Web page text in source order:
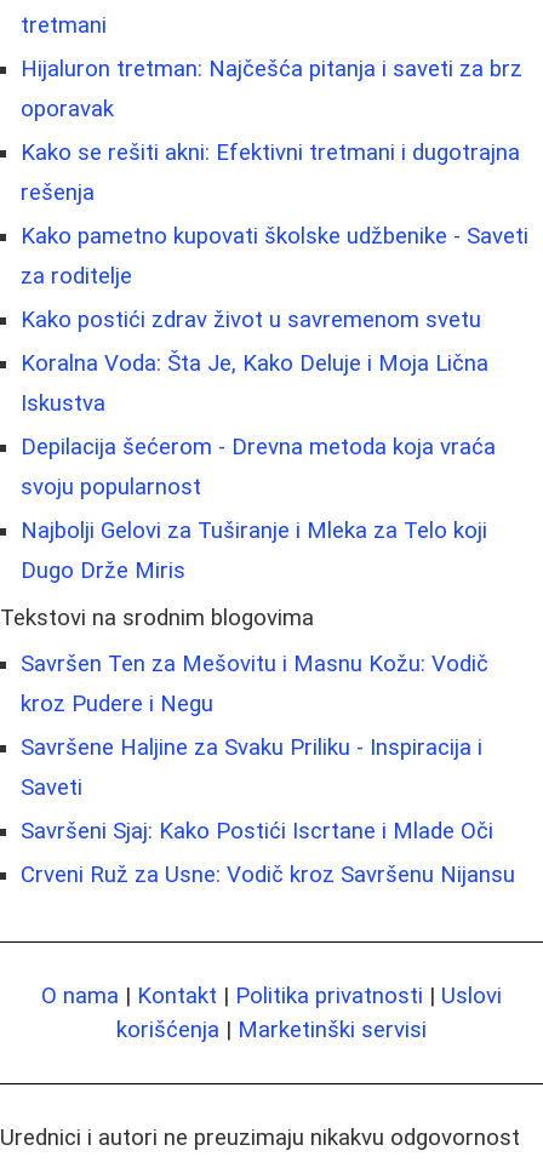
tretmani
Hijaluron tretman: Najčešća pitanja i saveti za brz
oporavak
Kako se rešiti akni: Efektivni tretmani i dugotrajna
rešenja
Kako pametno kupovati školske udžbenike - Saveti
za roditelje
Kako postići zdrav život u savremenom svetu
Koralna Voda: Šta Je, Kako Deluje i Moja Lična
Iskustva
Depilacija šećerom - Drevna metoda koja vraća
svoju popularnost
Najbolji Gelovi za Tuširanje i Mleka za Telo koji
Dugo Drže Miris
Tekstovi na srodnim blogovima
Savršen Ten za Mešovitu i Masnu Kožu: Vodič
kroz Pudere i Negu
Savršene Haljine za Svaku Priliku - Inspiracija i
Saveti
Savršeni Sjaj: Kako Postići Iscrtane i Mlade Oči
Crveni Ruž za Usne: Vodič kroz Savršenu Nijansu
O nama | Kontakt | Politika privatnosti | Uslovi
korišćenja | Marketinški servisi
Urednici i autori ne preuzimaju nikakvu odgovornost